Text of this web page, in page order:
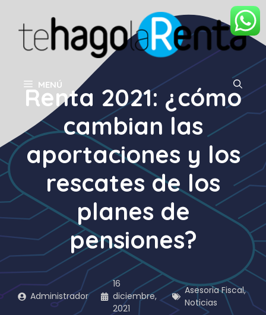
contenido
MENÚ
Renta 2021: ¿cómo
cambian las
aportaciones y los
rescates de los
planes de
pensiones?
Administrador
16
diciembre,
2021
Asesoria Fiscal,
Noticias